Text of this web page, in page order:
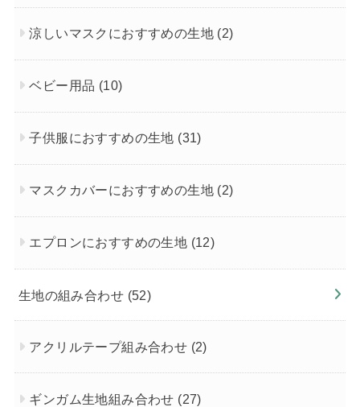
涼しいマスクにおすすめの生地 (2)
ベビー用品 (10)
子供服におすすめの生地 (31)
マスクカバーにおすすめの生地 (2)
エプロンにおすすめの生地 (12)
生地の組み合わせ (52)
アクリルテープ組み合わせ (2)
ギンガム生地組み合わせ (27)